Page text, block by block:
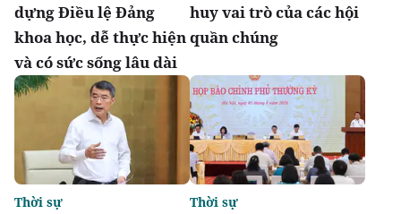
dựng Điều lệ Đảng
khoa học, dễ thực hiện
và có sức sống lâu dài
huy vai trò của các hội
quần chúng
Thời sự Thời sự